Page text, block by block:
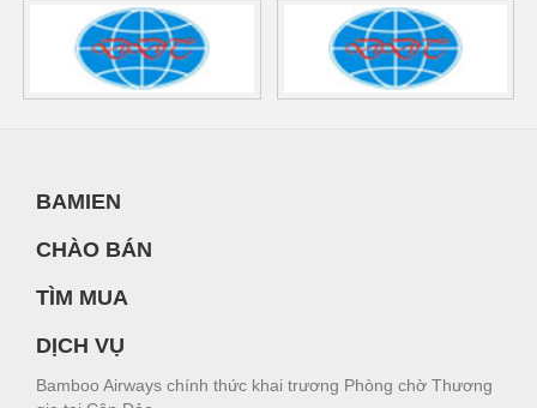
BAMIEN
CHÀO BÁN
TÌM MUA
DỊCH VỤ
Bamboo Airways chính thức khai trương Phòng chờ Thương